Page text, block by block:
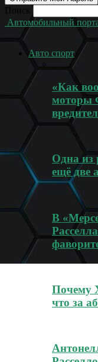
Поиск
Автомобильный
Авто спорт
«Как
моторы
Одна из
ещё две
В
Почему
что за